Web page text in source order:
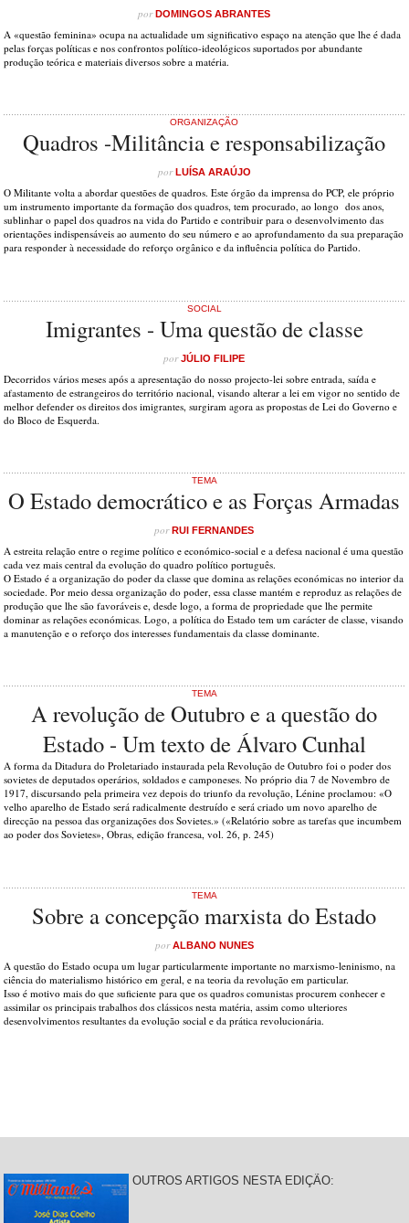
porDOMINGOS ABRANTES
A «questão feminina» ocupa na actualidade um significativo espaço na atenção que lhe é dada
pelas forças políticas e nos confrontos político-ideológicos suportados por abundante
produção teórica e materiais diversos sobre a matéria.
ORGANIZAÇÃO
Quadros -Militância e responsabilização
por LUÍSA ARAÚJO
O Militante volta a abordar questões de quadros. Este órgão da imprensa do PCP, ele próprio
um instrumento importante da formação dos quadros, tem procurado, ao longo dos anos,
sublinhar o papel dos quadros na vida do Partido e contribuir para o desenvolvimento das
orientações indispensáveis ao aumento do seu número e ao aprofundamento da sua preparação
para responder à necessidade do reforço orgânico e da influência política do Partido.
SOCIAL
Imigrantes - Uma questão de classe
porJÚLIO FILIPE
Decorridos vários meses após a apresentação do nosso projecto-lei sobre entrada, saída e
afastamento de estrangeiros do território nacional, visando alterar a lei em vigor no sentido de
melhor defender os direitos dos imigrantes, surgiram agora as propostas de Lei do Governo e
do Bloco de Esquerda.
TEMA
O Estado democrático e as Forças Armadas
porRUI FERNANDES
A estreita relação entre o regime político e económico-social e a defesa nacional é uma questão
cada vez mais central da evolução do quadro político português.
O Estado é a organização do poder da classe que domina as relações económicas no interior da
sociedade. Por meio dessa organização do poder, essa classe mantém e reproduz as relações de
produção que lhe são favoráveis e, desde logo, a forma de propriedade que lhe permite
dominar as relações económicas. Logo, a política do Estado tem um carácter de classe, visando
a manutenção e o reforço dos interesses fundamentais da classe dominante.
TEMA
A revolução de Outubro e a questão do
Estado - Um texto de Álvaro Cunhal
A forma da Ditadura do Proletariado instaurada pela Revolução de Outubro foi o poder dos
sovietes de deputados operários, soldados e camponeses. No próprio dia 7 de Novembro de
1917, discursando pela primeira vez depois do triunfo da revolução, Lénine proclamou: «O
velho aparelho de Estado será radicalmente destruído e será criado um novo aparelho de
direcção na pessoa das organizações dos Sovietes.» («Relatório sobre as tarefas que incumbem
ao poder dos Sovietes», Obras, edição francesa, vol. 26, p. 245)
TEMA
Sobre a concepção marxista do Estado
porALBANO NUNES
A questão do Estado ocupa um lugar particularmente importante no marxismo-leninismo, na
ciência do materialismo histórico em geral, e na teoria da revolução em particular.
Isso é motivo mais do que suficiente para que os quadros comunistas procurem conhecer e
assimilar os principais trabalhos dos clássicos nesta matéria, assim como ulteriores
desenvolvimentos resultantes da evolução social e da prática revolucionária.
OUTROS ARTIGOS NESTA EDIÇÃO: